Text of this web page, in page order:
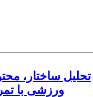
تحلیل ساختار،
ورزشی با